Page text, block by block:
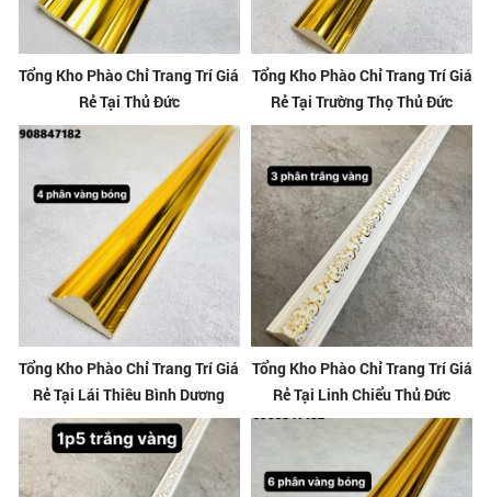
Tổng Kho Phào Chỉ Trang Trí Giá
Rẻ Tại Thủ Đức
Tổng Kho Phào Chỉ Trang Trí Giá
Rẻ Tại Trường Thọ Thủ Đức
Tổng Kho Phào Chỉ Trang Trí Giá
Rẻ Tại Lái Thiêu Bình Dương
Tổng Kho Phào Chỉ Trang Trí Giá
Rẻ Tại Linh Chiểu Thủ Đức